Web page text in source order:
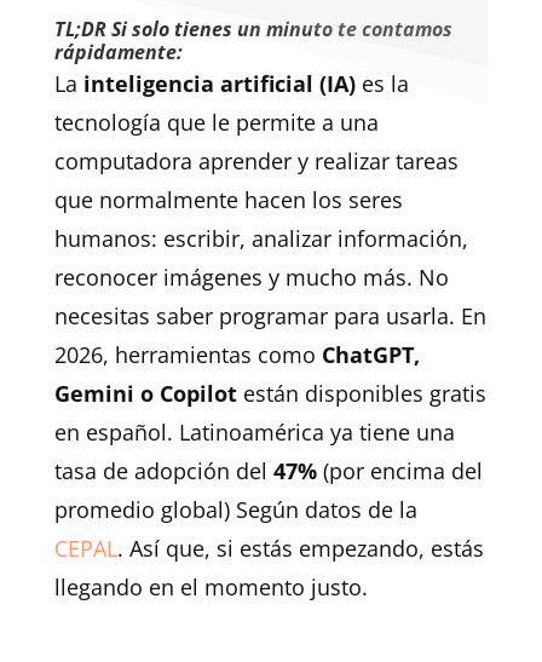
TL;DR Si solo tienes un minuto te contamos
rápidamente:
La inteligencia artificial (IA)es la
tecnología que le permite a una
computadora aprender y realizar tareas
que normalmente hacen los seres
humanos: escribir, analizar información,
reconocer imágenes y mucho más. No
necesitas saber programar para usarla. En
2026, herramientas como ChatGPT,
Gemini o Copilotestán disponibles gratis
en español. Latinoamérica ya tiene una
tasa de adopción del 47%(por encima del
promedio global) Según datos de la
CEPAL. Así que, si estás empezando, estás
llegando en el momento justo.